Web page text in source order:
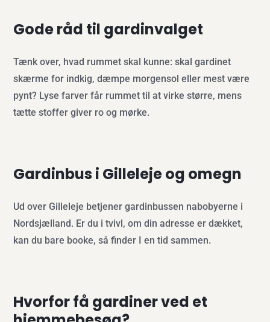
Gode råd til gardinvalget
Tænk over, hvad rummet skal kunne: skal gardinet
skærme for indkig, dæmpe morgensol eller mest være
pynt? Lyse farver får rummet til at virke større, mens
tætte stoffer giver ro og mørke.
Gardinbus i Gilleleje og omegn
Ud over Gilleleje betjener gardinbussen nabobyerne i
Nordsjælland. Er du i tvivl, om din adresse er dækket,
kan du bare booke, så finder I en tid sammen.
Hvorfor få gardiner ved et